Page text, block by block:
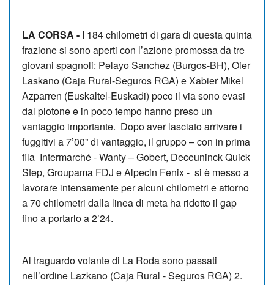
LA CORSA - I 184 chilometri di gara di questa quinta
frazione si sono aperti con l’azione promossa da tre
giovani spagnoli: Pelayo Sanchez (Burgos-BH), Oier
Laskano (Caja Rural-Seguros RGA) e Xabier Mikel
Azparren (Euskaltel-Euskadi) poco il via sono evasi
dal plotone e in poco tempo hanno preso un
vantaggio importante. Dopo aver lasciato arrivare i
fuggitivi a 7’00” di vantaggio, il gruppo – con in prima
fila Intermarché - Wanty – Gobert, Deceuninck Quick
Step, Groupama FDJ e Alpecin Fenix - si è messo a
lavorare intensamente per alcuni chilometri e attorno
a 70 chilometri dalla linea di meta ha ridotto il gap
fino a portarlo a 2’24.
Al traguardo volante di La Roda sono passati
nell’ordine Lazkano (Caja Rural - Seguros RGA) 2.